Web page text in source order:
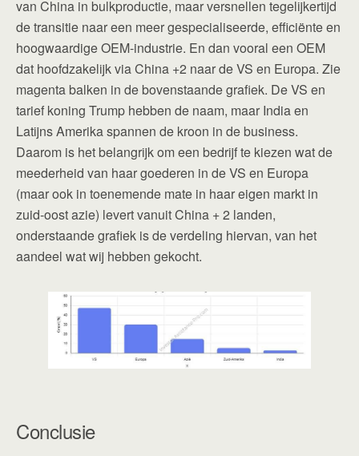
van China in bulkproductie, maar versnellen tegelijkertijd
de transitie naar een meer gespecialiseerde, efficiënte en
hoogwaardige OEM-industrie. En dan vooral een OEM
dat hoofdzakelijk via China +2 naar de VS en Europa. Zie
magenta balken in de bovenstaande grafiek. De VS en
tarief koning Trump hebben de naam, maar India en
Latijns Amerika spannen de kroon in de business.
Daarom is het belangrijk om een bedrijf te kiezen wat de
meederheid van haar goederen in de VS en Europa
(maar ook in toenemende mate in haar eigen markt in
zuid-oost azie) levert vanuit China + 2 landen,
onderstaande grafiek is de verdeling hiervan, van het
aandeel wat wij hebben gekocht.
Conclusie